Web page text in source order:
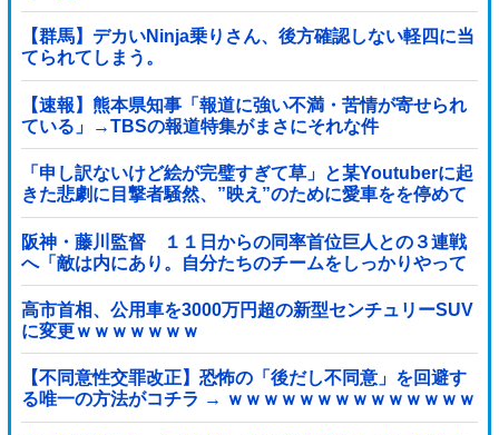
【群馬】デカいNinja乗りさん、後方確認しない軽四に当
てられてしまう。
【速報】熊本県知事「報道に強い不満・苦情が寄せられ
ている」→TBSの報道特集がまさにそれな件
「申し訳ないけど絵が完璧すぎて草」と某Youtuberに起
きた悲劇に目撃者騒然、”映え”のために愛車をを停めて
撮影していたら……
阪神・藤川監督 １１日からの同率首位巨人との３連戦
へ「敵は内にあり。自分たちのチームをしっかりやって
いく」他
高市首相、公用車を3000万円超の新型センチュリーSUV
に変更ｗｗｗｗｗｗｗ
【不同意性交罪改正】恐怖の「後だし不同意」を回避す
る唯一の方法がコチラ → ｗｗｗｗｗｗｗｗｗｗｗｗｗｗ
ｗｗ